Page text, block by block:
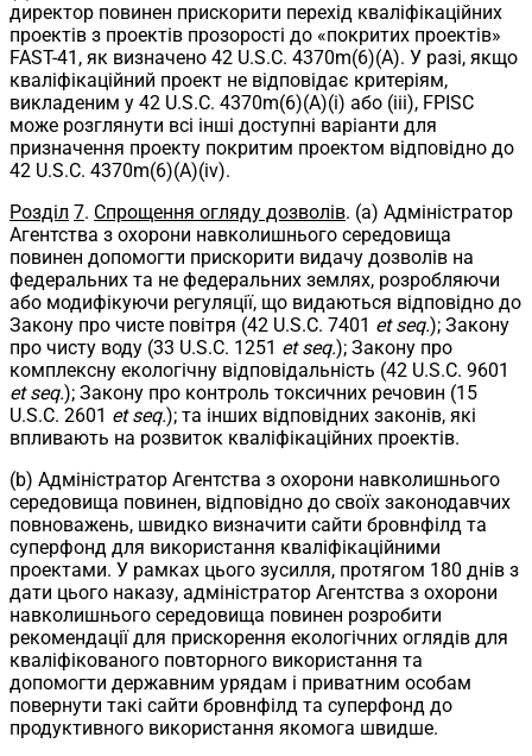
директор повинен прискорити перехід кваліфікаційних
проектів з проектів прозорості до «покритих проектів»
FAST-41, як визначено 42 U.S.C. 4370m(6)(A). У разі, якщо
кваліфікаційний проект не відповідає критеріям,
викладеним у 42 U.S.C. 4370m(6)(A)(i) або (iii), FPISC
може розглянути всі інші доступні варіанти для
призначення проекту покритим проектом відповідно до
42 U.S.C. 4370m(6)(A)(iv).
Розділ 7. Спрощення огляду дозволів. (a) Адміністратор
Агентства з охорони навколишнього середовища
повинен допомогти прискорити видачу дозволів на
федеральних та не федеральних землях, розробляючи
або модифікуючи регуляції, що видаються відповідно до
Закону про чисте повітря (42 U.S.C. 7401 et seq.); Закону
про чисту воду (33 U.S.C. 1251 et seq.); Закону про
комплексну екологічну відповідальність (42 U.S.C. 9601
et seq.); Закону про контроль токсичних речовин (15
U.S.C. 2601 et seq.); та інших відповідних законів, які
впливають на розвиток кваліфікаційних проектів.
(b) Адміністратор Агентства з охорони навколишнього
середовища повинен, відповідно до своїх законодавчих
повноважень, швидко визначити сайти бровнфілд та
суперфонд для використання кваліфікаційними
проектами. У рамках цього зусилля, протягом 180 днів з
дати цього наказу, адміністратор Агентства з охорони
навколишнього середовища повинен розробити
рекомендації для прискорення екологічних оглядів для
кваліфікованого повторного використання та
допомогти державним урядам і приватним особам
повернути такі сайти бровнфілд та суперфонд до
продуктивного використання якомога швидше.